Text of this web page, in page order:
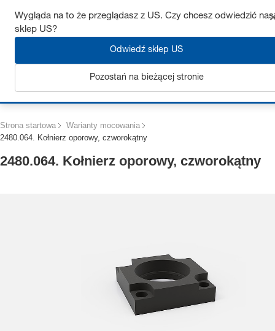
Uzyskaj do 7% zniżki – kliknij tutaj, aby dowiedzieć się więcej
Strona startowa
Warianty mocowania
2480.064. Kołnierz oporowy, czworokątny
2480.064. Kołnierz oporowy, czworokątny
Wygląda na to że przeglądasz z US. Czy chcesz odwiedzić
sklep US?
Odwiedź sklep US
Pozostań na bieżącej stronie